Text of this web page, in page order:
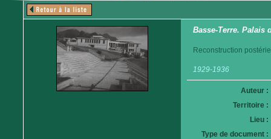
Basse-Terre. Palais
Reconstruction
1929-1936
Auteur :
Territoire :
Lieu :
Type de document :